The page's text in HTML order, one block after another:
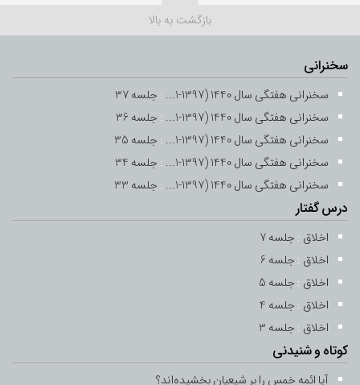
بازگشت به بالا
سخنرانی
سخنرانی هفتگی سال 1440 (1397-1... : جلسه 37
سخنرانی هفتگی سال 1440 (1397-1...
: جلسه 36
سخنرانی هفتگی سال 1440 (1397-1...
: جلسه 35
سخنرانی هفتگی سال 1440 (1397-1...
: جلسه 34
سخنرانی هفتگی سال 1440 (1397-1...
: جلسه 33
درس گفتار
اخلاق : جلسه 7
اخلاق : جلسه 6
اخلاق : جلسه 5
اخلاق : جلسه 4
اخلاق : جلسه 3
کوتاه و شنیدنی
آیا ائمه خمس را بر شیعیان بخشیده‌اند؟